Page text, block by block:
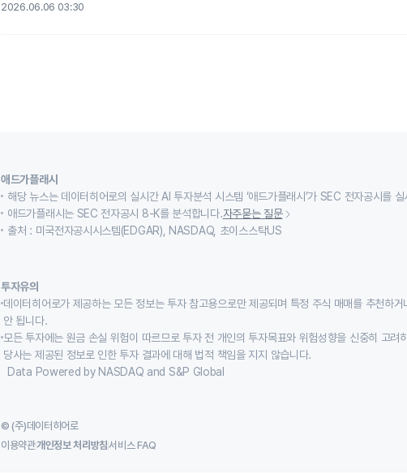
2026.06.06 03:30
애드가플래시
해당 뉴스는 데이터히어로의 실시간 AI 투자분석 시스템 ‘애드가플래시’가 SEC 전자공시를
애드가플래시는 SEC 전자공시 8-K를 분석합니다.자주묻는 질문
출처 : 미국전자공시시스템(EDGAR), NASDAQ, 초이스스탁US
투자유의
데이터히어로가 제공하는 모든 정보는 투자 참고용으로만 제공되며 특정 주식 매매를 추천하
안 됩니다.
모든 투자에는 원금 손실 위험이 따르므로 투자 전 개인의 투자목표와 위험성향을 신중히 고려
당사는 제공된 정보로 인한 투자 결과에 대해 법적 책임을 지지 않습니다.
Data Powered by NASDAQ and S&P Global
© (주)데이터히어로
이용약관개인정보 처리방침서비스 FAQ